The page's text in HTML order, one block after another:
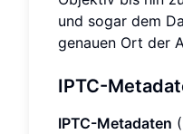
und sogar dem
genauen Ort der
IPTC-
IPTC-Metadaten